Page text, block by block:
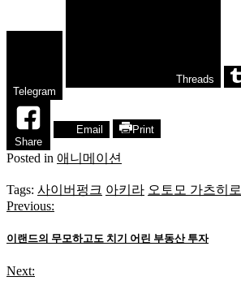
Telegram
Threads
Share
Email Print
Posted in 애니메이션
Tags: 사이버펑크 아키라 오토모 가츠히로
글
탐
색
Previous:
이랜드의 무모하고도 치기 어린 부동산 투자
Next: